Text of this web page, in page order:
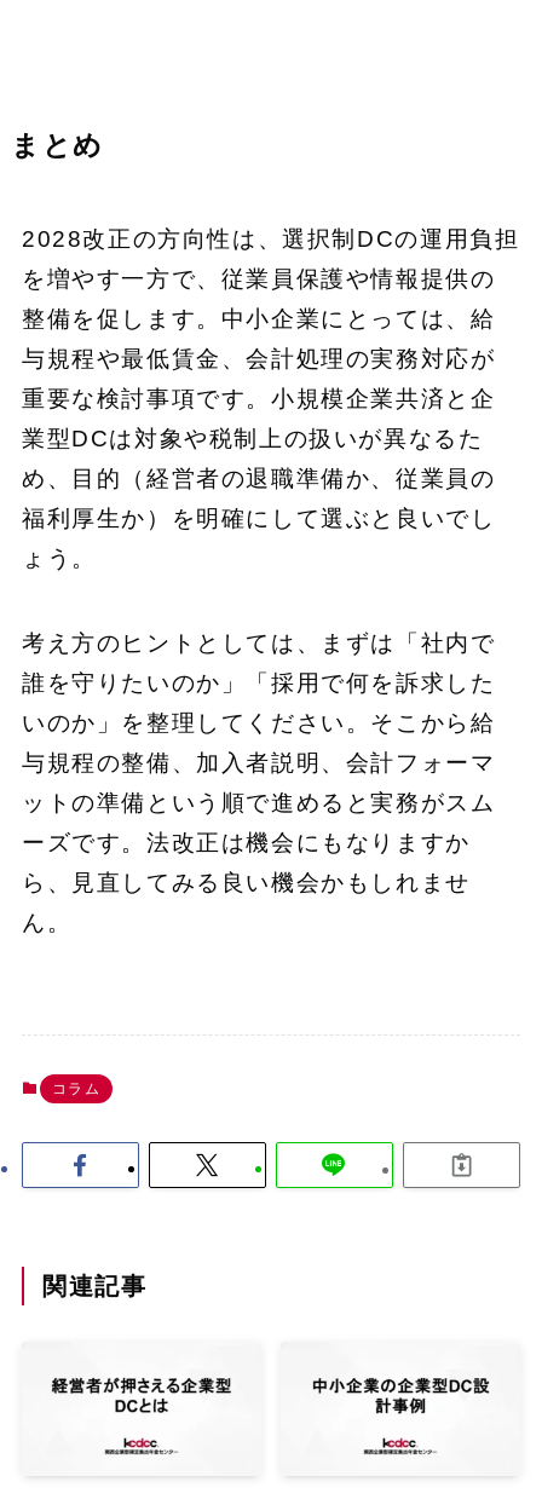
まとめ
2028改正の方向性は、選択制DCの運用負担
を増やす一方で、従業員保護や情報提供の
整備を促します。中小企業にとっては、給
与規程や最低賃金、会計処理の実務対応が
重要な検討事項です。小規模企業共済と企
業型DCは対象や税制上の扱いが異なるた
め、目的（経営者の退職準備か、従業員の
福利厚生か）を明確にして選ぶと良いでし
ょう。
考え方のヒントとしては、まずは「社内で
誰を守りたいのか」「採用で何を訴求した
いのか」を整理してください。そこから給
与規程の整備、加入者説明、会計フォーマ
ットの準備という順で進めると実務がスム
ーズです。法改正は機会にもなりますか
ら、見直してみる良い機会かもしれませ
ん。
コラム
関連記事